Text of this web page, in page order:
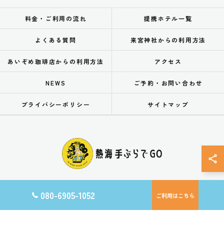
080-6905-1052 ご利用はこちら
料金・ご利用の流れ 提携ホテル一覧
よくある質問 来宮神社からの利用方法
あいぞめ珈琲店からの利用方法 アクセス
NEWS ご予約・お問い合わせ
プライバシーポリシー サイトマップ
© 2026 静岡県熱海の手荷物預かりなら熱海手ぶらでGO ALL RIGHTS RESERVED.